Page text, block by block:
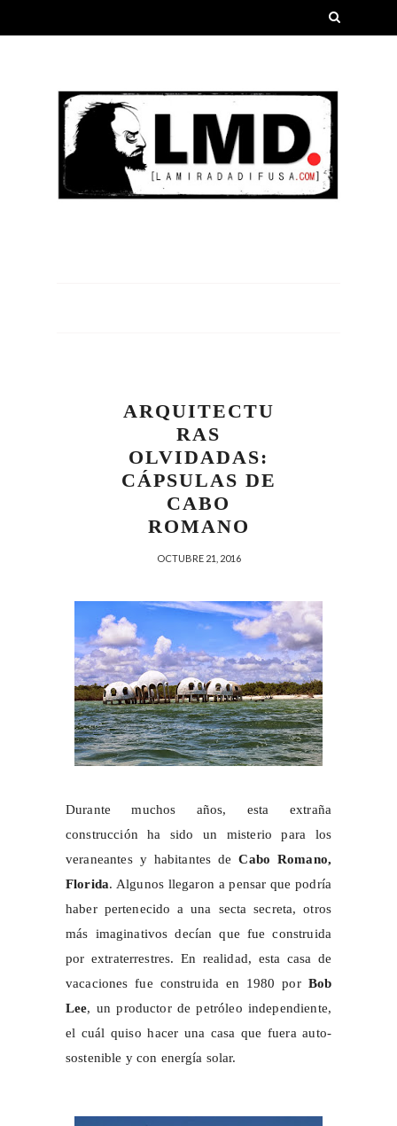
ARQUITECTU
RAS
OLVIDADAS:
CÁPSULAS DE
CABO
ROMANO
OCTUBRE 21, 2016
Durante muchos años, esta extraña
construcción ha sido un misterio para los
veraneantes y habitantes deCabo Romano,
Florida. Algunos llegaron a pensar que podría
haber pertenecido a una secta secreta, otros
más imaginativos decían que fue construida
por extraterrestres. En realidad, esta casa de
vacaciones fue construida en 1980 porBob
Lee, un productor de petróleo independiente,
el cuál quiso hacer una casa que fuera auto-
sostenible y con energía solar.